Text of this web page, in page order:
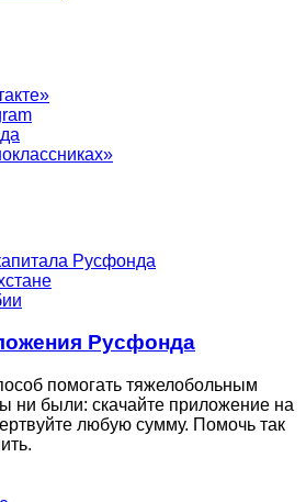
Русфонда
Русфонда
помогать тяжелобольным
ни были: скачайте приложение на
любую сумму. Помочь так